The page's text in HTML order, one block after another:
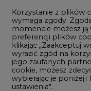
Innowacje i AI
Telekomunikacja i
Handel emisjami
Wodór
Górnictwo
Korzystanie z plików
wymaga zgody.
momencie możesz
preferencji plików
klikając „Zaakceptuj
wyrazić zgód na
jego zaufanych
cookie, możesz
wybierając je poniżej i
ustawienia".